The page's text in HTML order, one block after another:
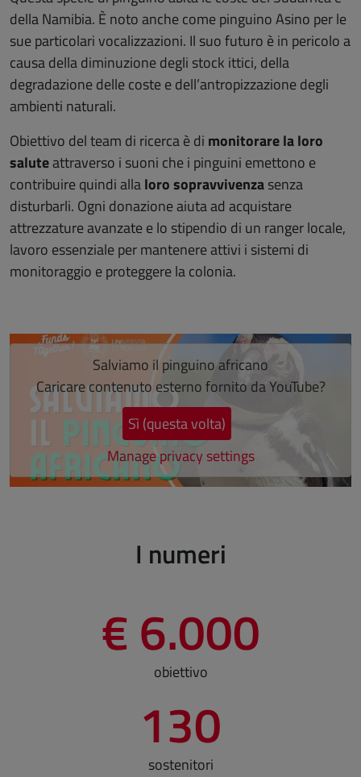
della Namibia. È noto anche come pinguino Asino per le
sue particolari vocalizzazioni. Il suo futuro è in pericolo a
causa della diminuzione degli stock ittici, della
degradazione delle coste e dell’antropizzazione degli
ambienti naturali.
Obiettivo del team di ricerca è di monitorare la loro
saluteattraverso i suoni che i pinguini emettono e
contribuire quindi allaloro sopravvivenzasenza
disturbarli. Ogni donazione aiuta ad acquistare
attrezzature avanzate e lo stipendio di un ranger locale,
lavoro essenziale per mantenere attivi i sistemi di
monitoraggio e proteggere la colonia.
Salta lo slider
Salviamo il pinguino africano
Caricare contenuto esterno fornito daYouTube?
Sì (questa volta)
Manage privacy settings
I numeri
€ 6.000
obiettivo
130
sostenitori